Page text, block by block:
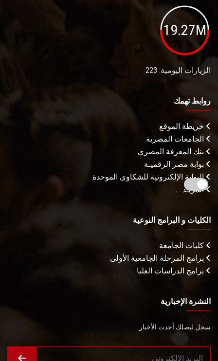
19.27M
الزيارات اليومية: 223
روابط تهمك
خريطة الموقع
الجامعات المصرية
بنك المعرفة المصري
بوابة مصر الرقميـة
البوابة الإلكترونية للشكاوى الموحدة
المزيـد . . .
الكليات و البرامج النوعية
كليات الجامعة
برامج المرحلة الجامعية الأولى
برامج الدراسات العليا
النشرة الإخبارية
سجل ليصلك أحدث الأخبار